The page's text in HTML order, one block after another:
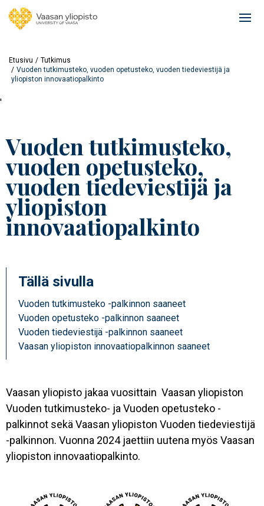
Etusivu
Tutkimus
Vuoden tutkimusteko, vuoden opetusteko, vuoden tiedeviestijä ja
yliopiston innovaatiopalkinto
'
Vuoden tutkimusteko,
vuoden opetusteko,
vuoden tiedeviestijä ja
yliopiston
innovaatiopalkinto
Tällä sivulla
Vuoden tutkimusteko -palkinnon saaneet
Vuoden opetusteko -palkinnon saaneet
Vuoden tiedeviestijä -palkinnon saaneet
Vaasan yliopiston innovaatiopalkinnon saaneet
Vaasan yliopisto jakaa vuosittain Vaasan yliopiston
Vuoden tutkimusteko- ja Vuoden opetusteko -
palkinnot sekä Vaasan yliopiston Vuoden tiedeviestijä
-palkinnon. Vuonna 2024 jaettiin uutena myös Vaasan
yliopiston innovaatiopalkinto.